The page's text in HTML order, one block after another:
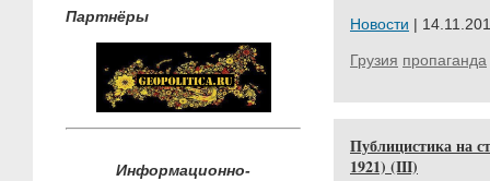
Партнёры
Информационно-
Новости |
Грузия пропаганда
Публицистика на
1921) (III)